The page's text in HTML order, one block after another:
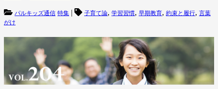
パルキッズ通信 特集 | 子育て論, 学習習慣, 早期教育, 約束と履行, 言葉
がけ